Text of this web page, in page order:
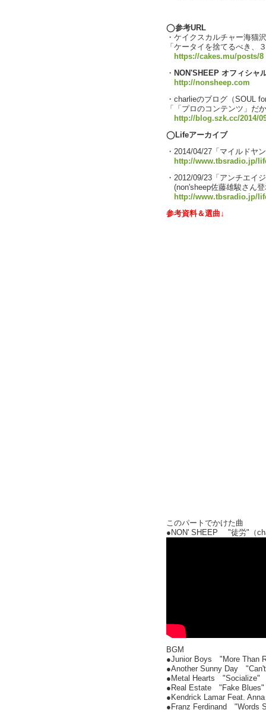
◯参考URL
・ケイクスカルチャー海猫
「ケータイを捨てるべき、
https://cakes.mu/posts/8
・ NON'SHEEP オフィシャ
http://nonsheep.com
・charlieのブログ（SOUL
「「プロのコンテンツ」だ
http://blog.szk.cc/2014/
◯Lifeアーカイブ
・2014/04/27「マイルドヤ
http://www.tbsradio.jp/
・2012/09/23「アンチエイ
(non'sheep佐藤雄駿さん登
http://www.tbsradio.jp/
参考資料＆選曲↓
このパートでかけた曲
●NON' SHEEP "徒労"（
BGM
●Junior Boys "More Than
●Another Sunny Day
●Metal Hearts "Socialize"
●Real Estate "Fake Blues"
●Kendrick Lamar Feat.
●Franz Ferdinand "Words